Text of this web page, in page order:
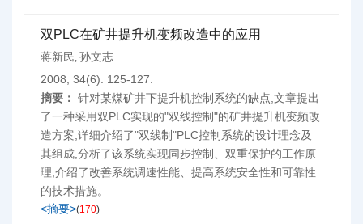
双PLC在矿井提升机变频改造中的应用
蒋新民, 孙文志
2008, 34(6): 125-127.
摘要： 针对某煤矿井下提升机控制系统的缺点,文章提出
了一种采用双PLC实现的"双线控制"的矿井提升机变频改
造方案,详细介绍了"双线制"PLC控制系统的设计理念及
其组成,分析了该系统实现同步控制、双重保护的工作原
理,介绍了改善系统调速性能、提高系统安全性和可靠性
的技术措施。
<摘要>(170)